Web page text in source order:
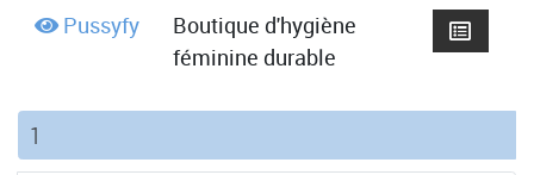
Pussyfy
Boutique d'hygiène
féminine durable
1